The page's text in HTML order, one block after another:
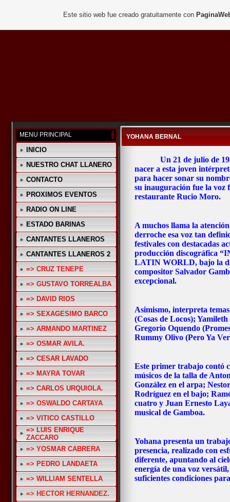
MENU PRINCIPAL
INICIO
NUESTRO CHAT LLANERO
CONTACTO
PROXIMOS EVENTOS
RADIO ON LINE
ESTADO BARINAS
CANTANTES LLANEROS
CANTANTES LLANEROS 2
=> CRUZ TENEPE
=> GUSTAVO TORREALBA
=> DAVID RIOS
=> SEXAGESIMO BARCO
=> ARMANDO MARTINEZ
=> OSMAR AVILA.
=> CESAR LAVADO
=> MAYRA TOVAR
=> CARLOS URQUIOLA.
=> OSWALDO CARTAYA
=> VITICO CASTILLO
=> LUIS ENRIQUE
ZACCARO
=> YOSMAR CABRERA
=> PEDRO LANDAETA
=> WILLIAM SENTELLA
=> HECTOR HERNANDEZ.
YOHANA BERNAL
Un 21 de julio de
nacer a esta joven
para hacer sonar su
su inauguración fue la voz
restaurante Rucio Moro.
A muchos llama la
derroche esa voz tan
festivales con destacadas
producción discográfica
LATIN WORLD, bajo la
compositor Salvador
excepcional.
Asimismo, interpreta
(Cosas de Locos);
Gregorio Oquendo
Rummy Olivo (Pero Ya
Este primer trabajo contó
músicos de la talla de
González en el arpa;
Rodríguez en el bajo;
cuatro y Juan Ernesto
musical de Gamboa.
Yohana presenta un
presencia, realizado con
diferente, apuntando al
energía de una voz
suficientes condiciones
Este sitio web fue creado gratuitamente con